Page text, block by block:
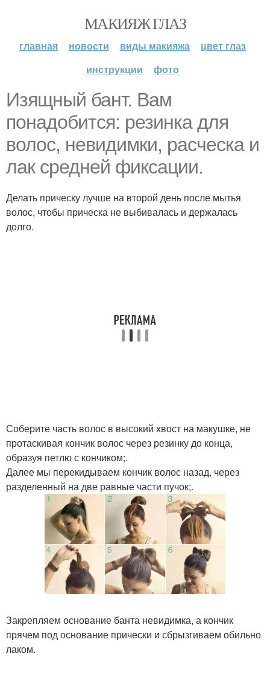
МАКИЯЖ ГЛАЗ
главная новости виды макияжа
цвет глаз
инструкции
фото
Изящный бант. Вам
понадобится: резинка для
волос, невидимки, расческа и
лак средней фиксации.
Делать прическу лучше на второй день после мытья
волос, чтобы прическа не выбивалась и держалась
долго.
Соберите часть волос в высокий хвост на макушке, не
протаскивая кончик волос через резинку до конца,
образуя петлю с кончиком;.
Далее мы перекидываем кончик волос назад, через
разделенный на две равные части пучок;.
Закрепляем основание банта невидимка, а кончик
прячем под основание прически и сбрызгиваем обильно
лаком.